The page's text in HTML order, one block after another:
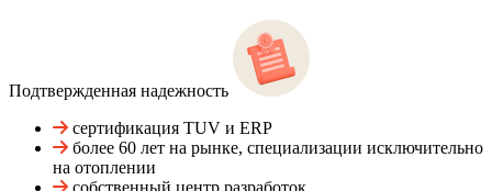
Подтвержденная надежность
сертификация TUV и ERP
более 60 лет на рынке, специализации исключительно
на отоплении